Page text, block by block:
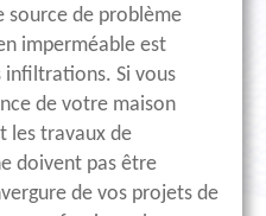
source de problème
imperméable est
infiltrations. Si vous
de votre maison
les travaux de
doivent pas être
de vos projets de